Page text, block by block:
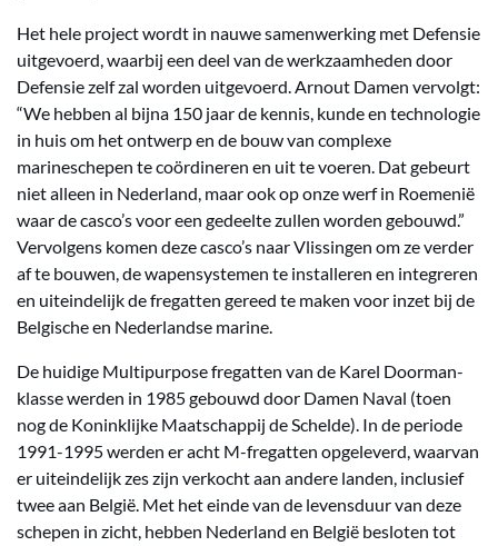
Het hele project wordt in nauwe samenwerking met Defensie
uitgevoerd, waarbij een deel van de werkzaamheden door
Defensie zelf zal worden uitgevoerd. Arnout Damen vervolgt:
“We hebben al bijna 150 jaar de kennis, kunde en technologie
in huis om het ontwerp en de bouw van complexe
marineschepen te coördineren en uit te voeren. Dat gebeurt
niet alleen in Nederland, maar ook op onze werf in Roemenië
waar de casco’s voor een gedeelte zullen worden gebouwd.”
Vervolgens komen deze casco’s naar Vlissingen om ze verder
af te bouwen, de wapensystemen te installeren en integreren
en uiteindelijk de fregatten gereed te maken voor inzet bij de
Belgische en Nederlandse marine.
De huidige Multipurpose fregatten van de Karel Doorman-
klasse werden in 1985 gebouwd door Damen Naval (toen
nog de Koninklijke Maatschappij de Schelde). In de periode
1991-1995 werden er acht M-fregatten opgeleverd, waarvan
er uiteindelijk zes zijn verkocht aan andere landen, inclusief
twee aan België. Met het einde van de levensduur van deze
schepen in zicht, hebben Nederland en België besloten tot